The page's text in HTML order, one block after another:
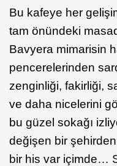
Bu kafeye her
tam önündeki
Bavyera mimarisin
pencerelerinden
zenginliği, fakirliği,
ve daha nicelerini
bu güzel sokağı
değişen bir şehirden
bir his var içimde…